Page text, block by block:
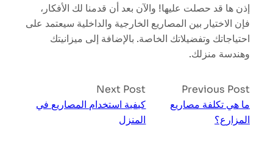
إذن ها قد حصلت عليها! والآن بعد أن قدمنا لك الأفكار،
فإن الاختيار بين المصاريع الخارجية والداخلية سيعتمد على
احتياجاتك وتفضيلاتك الخاصة. بالإضافة إلى ميزانيتك
وهندسة منزلك.
Previous Post
ما هي تكلفة مصاريع
المزارع؟
Next Post
كيفية استخدام المصاريع في
المنزل